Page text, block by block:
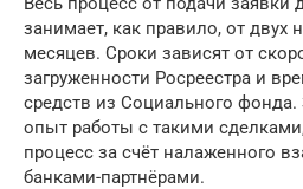
занимает, как правило, от двух
месяцев. Сроки зависят от
загруженности Росреестра и
средств из Социального
опыт работы с такими
процесс за счёт налаженного
банками-партнёрами.